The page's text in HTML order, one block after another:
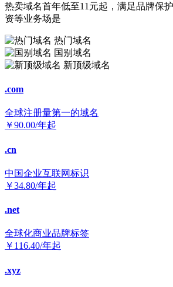
热卖域名首年低至11元起，满足品牌保
资等业务场是
热门域名
国别域名
新顶级域名
.com
全球注册量第一的域名
￥90.00/年起
.cn
中国企业互联网标识
￥34.80/年起
.net
全球化商业品牌标签
￥ 116.40/年起
.xyz